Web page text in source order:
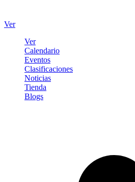
Ver
Ver
Calendario
Eventos
Clasificaciones
Noticias
Tienda
Blogs